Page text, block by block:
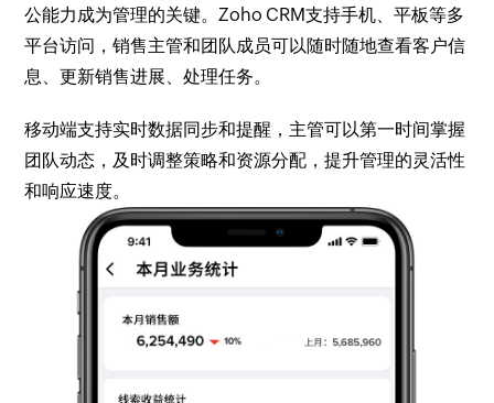
公能力成为管理的关键。Zoho CRM支持手机、平板等多
平台访问，销售主管和团队成员可以随时随地查看客户信
息、更新销售进展、处理任务。
移动端支持实时数据同步和提醒，主管可以第一时间掌握
团队动态，及时调整策略和资源分配，提升管理的灵活性
和响应速度。